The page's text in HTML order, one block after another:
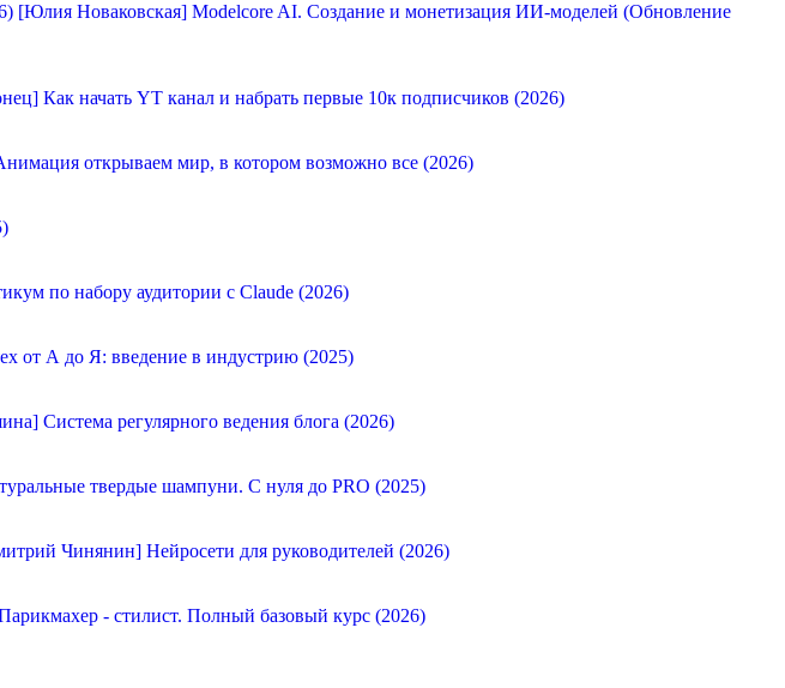
[Юлия Новаковская] Modelcore AI. Создание и монетизация ИИ-моделей (Обновление
Как начать YT канал и набрать первые 10к подписчиков (2026)
открываем мир, в котором возможно все (2026)
по набору аудитории с Claude (2026)
от А до Я: введение в индустрию (2025)
Система регулярного ведения блога (2026)
твердые шампуни. С нуля до PRO (2025)
Чинянин] Нейросети для руководителей (2026)
- стилист. Полный базовый курс (2026)